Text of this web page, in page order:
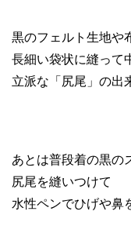
黒のフェルト生地や
長細い袋状に縫って
立派な「尻尾」の出
あとは普段着の黒の
尻尾を縫いつけて
水性ペンでひげや鼻